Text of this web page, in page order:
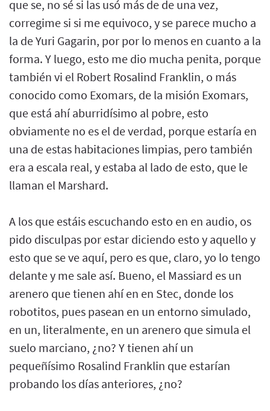
que se, no sé si las usó más de de una vez,
corregime si si me equivoco, y se parece mucho a
la de Yuri Gagarin, por por lo menos en cuanto a la
forma. Y luego, esto me dio mucha penita, porque
también vi el Robert Rosalind Franklin, o más
conocido como Exomars, de la misión Exomars,
que está ahí aburridísimo al pobre, esto
obviamente no es el de verdad, porque estaría en
una de estas habitaciones limpias, pero también
era a escala real, y estaba al lado de esto, que le
llaman el Marshard.
A los que estáis escuchando esto en en audio, os
pido disculpas por estar diciendo esto y aquello y
esto que se ve aquí, pero es que, claro, yo lo tengo
delante y me sale así. Bueno, el Massiard es un
arenero que tienen ahí en en Stec, donde los
robotitos, pues pasean en un entorno simulado,
en un, literalmente, en un arenero que simula el
suelo marciano, ¿no? Y tienen ahí un
pequeñísimo Rosalind Franklin que estarían
probando los días anteriores, ¿no?